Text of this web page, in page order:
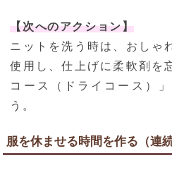
【次へのアクション】
ニットを洗う時は、おしゃ
使用し、仕上げに柔軟剤を
コース（ドライコース）
う。
服を休ませる時間を作る（連